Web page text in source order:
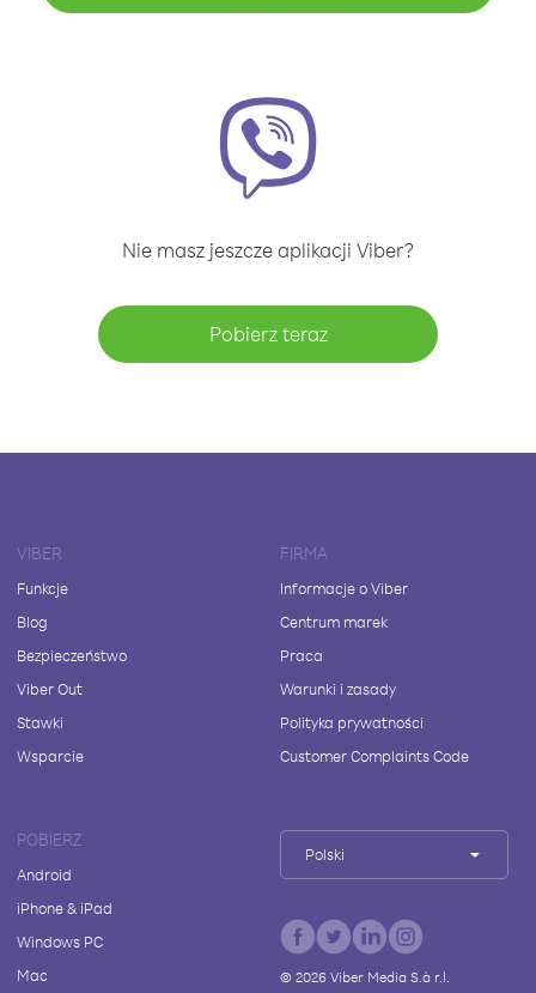
Nie masz jeszcze aplikacji Viber?
Pobierz teraz
VIBER
Funkcje
Blog
Bezpieczeństwo
Viber Out
Stawki
Wsparcie
FIRMA
Informacje o Viber
Centrum marek
Praca
Warunki i zasady
Polityka prywatności
Customer Complaints Code
POBIERZ
Android
iPhone & iPad
Windows PC
Mac
Polski
© 2026Viber Media S.à r.l.